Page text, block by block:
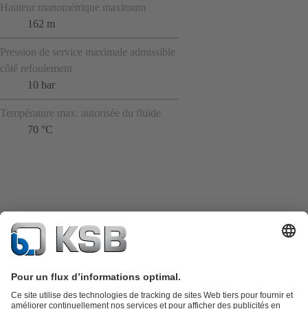
Hauteur manométrique maximum
162 m
Pression de service maximale admissible
côté refoulement
10 bar
Température max. autorisée du fluide
70 °C